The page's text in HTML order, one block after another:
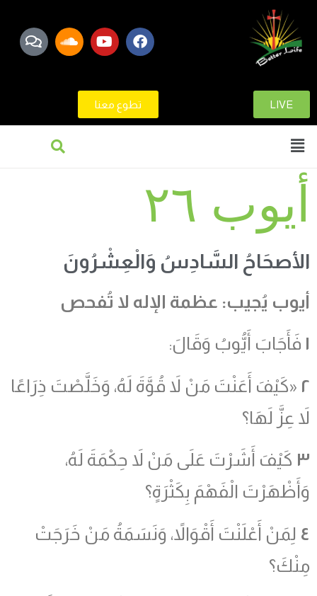
LIVE تطوع معنا
أيوب ٢٦
الأصحَاحُ السَّادِسُ وَالْعِشْرُونَ
أيوب يُجيب: عظمة الإله لا تُفحص
١ فَأَجَابَ أَيُّوبُ وَقَالَ:
٢ «كَيْفَ أَعَنْتَ مَنْ لاَ قُوَّةَ لَهُ، وَخَلَّصْتَ ذِرَاعًا
لاَ عِزَّ لَهَا؟
٣ كَيْفَ أَشَرْتَ عَلَى مَنْ لاَ حِكْمَةَ لَهُ،
وَأَظْهَرْتَ الْفَهْمَ بِكَثْرَةٍ؟
٤ لِمَنْ أَعْلَنْتَ أَقْوَالاً، وَنَسَمَةُ مَنْ خَرَجَتْ
مِنْكَ؟